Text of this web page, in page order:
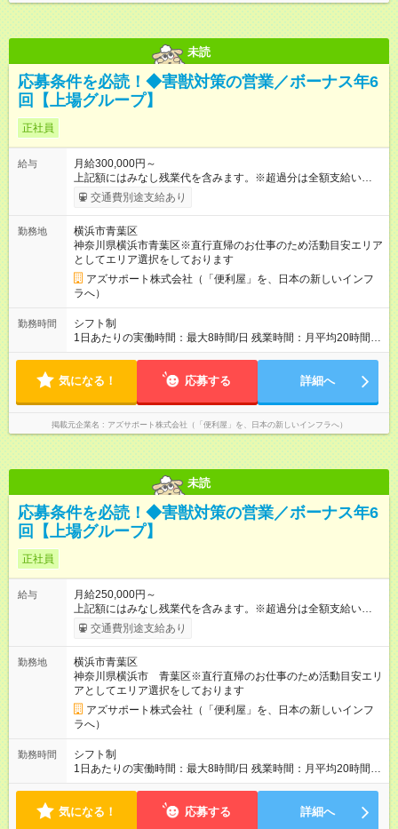
未読
応募条件を必読！◆害獣対策の営業／ボーナス年6
回【上場グループ】
正社員
給与
月給300,000円～
上記額にはみなし残業代を含みます。※超過分は全額支給いたし
ます。 みなし残業代 73,808円／月 みなし残業時間 45時間／月
年5回のボーナスあり！ ◆2種類のボーナスがあります（ボーナ
末（年1回）：ボーナスB ◆ボーナスは年で合計「年5回」お渡
し。ボーナスなしはありません。 └ボーナス合計で約100～250
万/年程度になります。 └ボーナス合計が80万を切る等というこ
とはほぼありません。 ＜ボーナス5回がどう支払われるか＞ 1月
～3月：月給のみ 4月～11月：月給＋ボーナスA 12月：月給＋ボ
ーナスA＋ボーナスB --------------------------------- 昇給：あり ※年
1回評価に基づく 手当：あり 全額100%支給 ・交通費（通勤
費） ・業務における活動費 ・超過勤務手当 【注意】 貸与する
かる場合、各自での負担となります 【試用期間】試用期間あり
試用期間の長さ：4ヶ月 ※ 雇用形態と給与に、本採用時と異なる
部分があります。 雇用形態：中途採用（契約社員） 給与：本採
用時と同じです。 試用期間中は嘱託社員契約となります。嘱託
社員契約中の給与・待遇・福利厚生は正社員のものと同じで
す。99％の方が試用期間後に正社員に移行しております。
交通費別途支給あり
勤務地
横浜市青葉区
神奈川県横浜市青葉区※直行直帰のお仕事のため活動目安エリア
としてエリア選択をしております
アズサポート株式会社（「便利屋」を、日本の新しいインフ
ラへ）
勤務時間
シフト制
1日あたりの実働時間：最大8時間/日 残業時間：月平均20時間程
度 ※閑散月10時間ほど、繁忙期40時間ほど 【注意】 直行直帰の
によっては出勤・退勤時間が変動する場合がございます 例）
時代
気になる！ 応募する 詳細へ
掲載元企業名 アズサポート株式会社（「便利屋」を、日本の新しいインフラへ）
未読
応募条件を必読！◆害獣対策の営業／ボーナス年6
回【上場グループ】
正社員
給与
月給250,000円～
上記額にはみなし残業代を含みます。※超過分は全額支給いたし
ます。 みなし残業代 73,808円／月 みなし残業時間 45時間／月
＜ボーナス＞ 合計で「年6回」お渡し └3ヶ月ごと（年4回）→A
万/年程度で動きます（一番高い方ですと400万超え） ※ボー
ナス合計が極端に150万を切る等ということはありません ＜年
収イメージ＞ (1)各月のボーナス支払い 1月～3月：月給のみ 4
月、7月、10月：月給＋ボーナスA 6月、12月：月給＋ボーナス
B (2)経験年数に伴う年収推移 入社1年目：470万（3割）～520
万円以上（6割）～高い方（1割）600万超え 3年目： 7割の社員
が年収600万円以上 --------------------------------- 昇給：あり ※年1
回評価に基づく 手当：あり 全額100%支給 ・交通費（通勤
社用車は、社員各自が保管していただきます 駐車場代が仮にか
かる場合、各自での負担となります 【試用期間】試用期間あり
試用期間の長さ：4ヶ月 ※ 雇用形態と給与に、本採用時と異なる
交通費別途支給あり
勤務地
横浜市青葉区
神奈川県横浜市 青葉区※直行直帰のお仕事のため活動目安エリ
アとしてエリア選択をしております
アズサポート株式会社（「便利屋」を、日本の新しいインフ
ラへ）
勤務時間
シフト制
1日あたりの実働時間：最大8時間/日 残業時間：月平均20時間程
度 ※閑散月10時間ほど、繁忙期40時間ほど 【注意】 直行直帰の
によっては出勤・退勤時間が変動する場合がございます 例）
気になる！ 応募する 詳細へ